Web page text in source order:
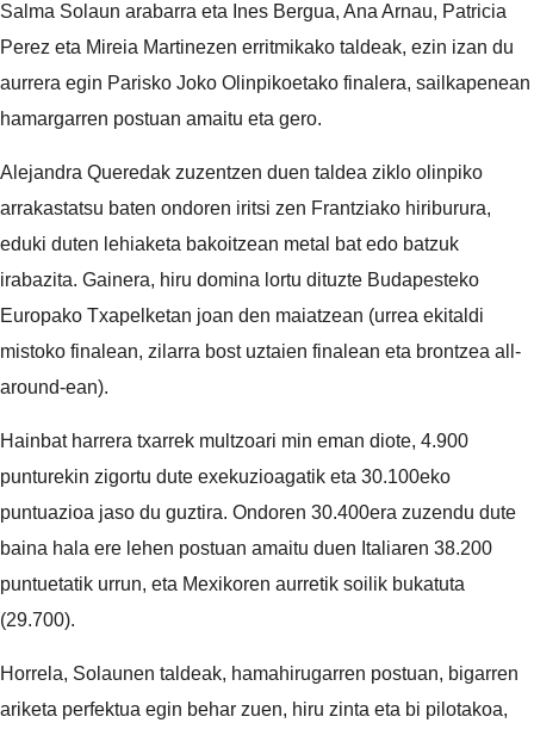
Salma Solaun arabarra eta Ines Bergua, Ana Arnau, Patricia
Perez eta Mireia Martinezen erritmikako taldeak, ezin izan du
aurrera egin Parisko Joko Olinpikoetako finalera, sailkapenean
hamargarren postuan amaitu eta gero.
Alejandra Queredak zuzentzen duen taldea ziklo olinpiko
arrakastatsu baten ondoren iritsi zen Frantziako hiriburura,
eduki duten lehiaketa bakoitzean metal bat edo batzuk
irabazita. Gainera, hiru domina lortu dituzte Budapesteko
Europako Txapelketan joan den maiatzean (urrea ekitaldi
mistoko finalean, zilarra bost uztaien finalean eta brontzea all-
around-ean).
Hainbat harrera txarrek multzoari min eman diote, 4.900
punturekin zigortu dute exekuzioagatik eta 30.100eko
puntuazioa jaso du guztira. Ondoren 30.400era zuzendu dute
baina hala ere lehen postuan amaitu duen Italiaren 38.200
puntuetatik urrun, eta Mexikoren aurretik soilik bukatuta
(29.700).
Horrela, Solaunen taldeak, hamahirugarren postuan, bigarren
ariketa perfektua egin behar zuen, hiru zinta eta bi pilotakoa,